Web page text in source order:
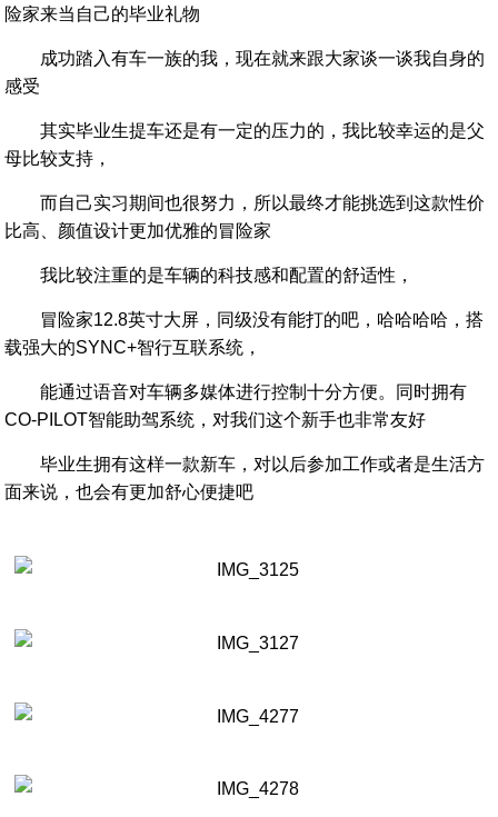
险家来当自己的毕业礼物
成功踏入有车一族的我，现在就来跟大家谈一谈我自身的
感受
其实毕业生提车还是有一定的压力的，我比较幸运的是父
母比较支持，
而自己实习期间也很努力，所以最终才能挑选到这款性价
比高、颜值设计更加优雅的冒险家
我比较注重的是车辆的科技感和配置的舒适性，
冒险家12.8英寸大屏，同级没有能打的吧，哈哈哈哈，搭
载强大的SYNC+智行互联系统，
能通过语音对车辆多媒体进行控制十分方便。同时拥有
CO-PILOT智能助驾系统，对我们这个新手也非常友好
毕业生拥有这样一款新车，对以后参加工作或者是生活方
面来说，也会有更加舒心便捷吧